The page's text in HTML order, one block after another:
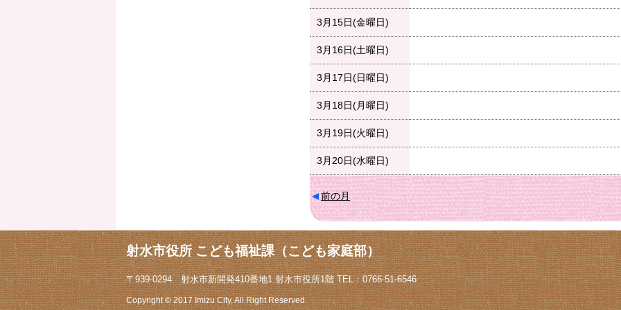
3月15日(金曜日)
3月16日(土曜日)
3月17日(日曜日)
3月18日(月曜日)
3月19日(火曜日)
3月20日(水曜日)
前の月
射水市役所 こども福祉課（こども家庭部）
〒939-0294 射水市新開発410番地1 射水市役所1階 TEL：0766-51-6546
Copyright © 2017 Imizu City, All Right Reserved.